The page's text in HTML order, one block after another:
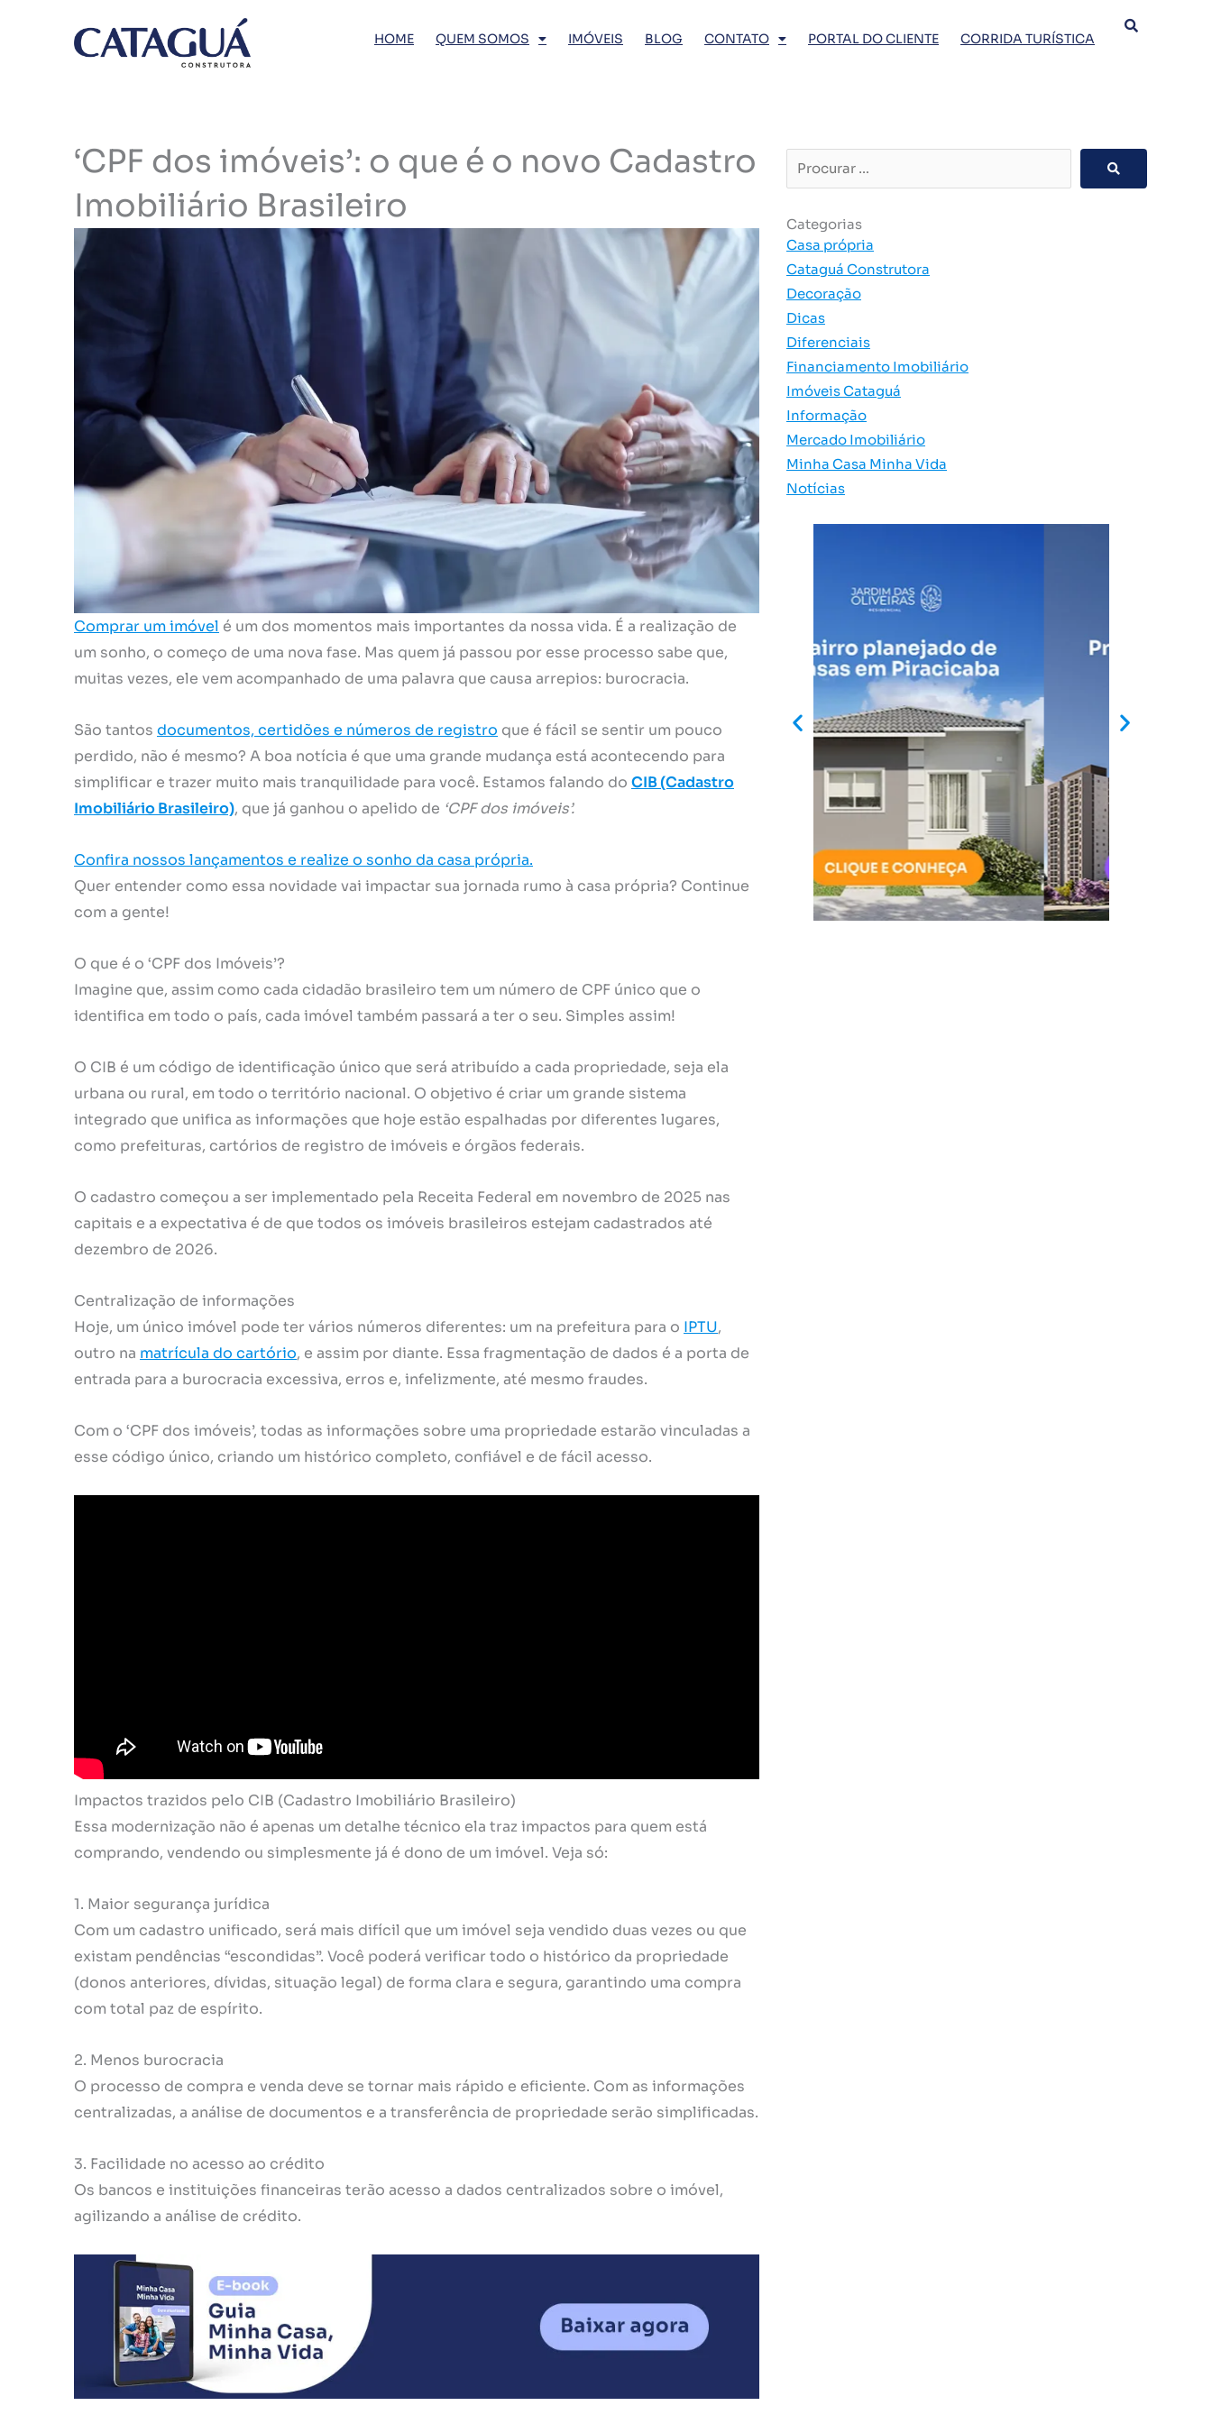
HOME QUEM SOMOS IMÓVEIS BLOG CONTATO PORTAL DO CLIENTE CORRIDA TURÍSTICA
‘CPF dos imóveis’: o que é o novo Cadastro
Imobiliário Brasileiro
Comprar um imóvel é um dos momentos mais importantes da nossa vida. É a realização de
um sonho, o começo de uma nova fase. Mas quem já passou por esse processo sabe que,
muitas vezes, ele vem acompanhado de uma palavra que causa arrepios: burocracia.
São tantos documentos, certidões e números de registro que é fácil se sentir um pouco
perdido, não é mesmo? A boa notícia é que uma grande mudança está acontecendo para
simplificar e trazer muito mais tranquilidade para você. Estamos falando do CIB (Cadastro
Imobiliário Brasileiro), que já ganhou o apelido de ‘CPF dos imóveis’.
Confira nossos lançamentos e realize o sonho da casa própria.
Quer entender como essa novidade vai impactar sua jornada rumo à casa própria? Continue
com a gente!
O que é o ‘CPF dos Imóveis’?
Imagine que, assim como cada cidadão brasileiro tem um número de CPF único que o
identifica em todo o país, cada imóvel também passará a ter o seu. Simples assim!
O CIB é um código de identificação único que será atribuído a cada propriedade, seja ela
urbana ou rural, em todo o território nacional. O objetivo é criar um grande sistema
integrado que unifica as informações que hoje estão espalhadas por diferentes lugares,
como prefeituras, cartórios de registro de imóveis e órgãos federais.
O cadastro começou a ser implementado pela Receita Federal em novembro de 2025 nas
capitais e a expectativa é de que todos os imóveis brasileiros estejam cadastrados até
dezembro de 2026.
Centralização de informações
Hoje, um único imóvel pode ter vários números diferentes: um na prefeitura para o IPTU,
outro na matrícula do cartório, e assim por diante. Essa fragmentação de dados é a porta de
entrada para a burocracia excessiva, erros e, infelizmente, até mesmo fraudes.
Com o ‘CPF dos imóveis’, todas as informações sobre uma propriedade estarão vinculadas a
esse código único, criando um histórico completo, confiável e de fácil acesso.
Impactos trazidos pelo CIB (Cadastro Imobiliário Brasileiro)
Essa modernização não é apenas um detalhe técnico ela traz impactos para quem está
comprando, vendendo ou simplesmente já é dono de um imóvel. Veja só:
1. Maior segurança jurídica
Com um cadastro unificado, será mais difícil que um imóvel seja vendido duas vezes ou que
existam pendências “escondidas”. Você poderá verificar todo o histórico da propriedade
(donos anteriores, dívidas, situação legal) de forma clara e segura, garantindo uma compra
com total paz de espírito.
2. Menos burocracia
O processo de compra e venda deve se tornar mais rápido e eficiente. Com as informações
centralizadas, a análise de documentos e a transferência de propriedade serão simplificadas.
3. Facilidade no acesso ao crédito
Os bancos e instituições financeiras terão acesso a dados centralizados sobre o imóvel,
agilizando a análise de crédito.
Procurar
…
Categorias
Casa própria
Cataguá Construtora
Decoração
Dicas
Diferenciais
Financiamento Imobiliário
Imóveis Cataguá
Informação
Mercado Imobiliário
Minha Casa Minha Vida
Notícias